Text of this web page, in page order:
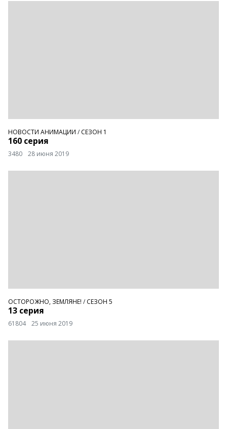
НОВОСТИ АНИМАЦИИ / СЕЗОН 1
160 серия
3480 28 июня 2019
ОСТОРОЖНО, ЗЕМЛЯНЕ! / СЕЗОН 5
13 серия
61804 25 июня 2019